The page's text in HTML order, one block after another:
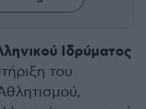
Ιδρύματος
του